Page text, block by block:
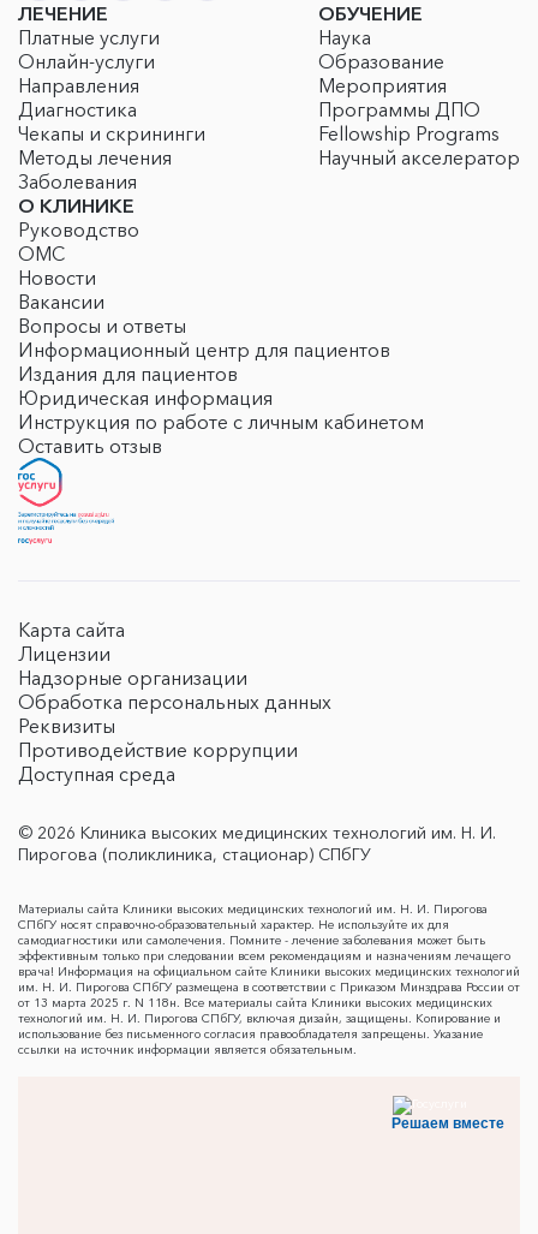
ЛЕЧЕНИЕ
Платные услуги
Онлайн-услуги
Направления
Диагностика
Чекапы и скрининги
Методы лечения
Заболевания
ОБУЧЕНИЕ
Наука
Образование
Мероприятия
Программы ДПО
Fellowship Programs
Научный акселератор
О КЛИНИКЕ
Руководство
ОМС
Новости
Вакансии
Вопросы и ответы
Информационный центр для пациентов
Издания для пациентов
Юридическая информация
Инструкция по работе с личным кабинетом
Оставить отзыв
Карта сайта
Лицензии
Надзорные организации
Обработка персональных данных
Реквизиты
Противодействие коррупции
Доступная среда
© 2026 Клиника высоких медицинских технологий им. Н. И.
Пирогова (поликлиника, стационар) СПбГУ
Материалы сайта Клиники высоких медицинских технологий им. Н. И. Пирогова
СПбГУ носят справочно-образовательный характер. Не используйте их для
самодиагностики или самолечения. Помните - лечение заболевания может быть
эффективным только при следовании всем рекомендациям и назначениям лечащего
врача! Информация на официальном сайте Клиники высоких медицинских технологий
им. Н. И. Пирогова СПбГУ размещена в соответствии с Приказом Минздрава России от
от 13 марта 2025 г. N 118н. Все материалы сайта Клиники высоких медицинских
технологий им. Н. И. Пирогова СПбГУ, включая дизайн, защищены. Копирование и
использование без письменного согласия правообладателя запрещены. Указание
ссылки на источник информации является обязательным.
Решаем вместе